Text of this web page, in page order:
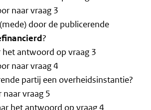
naar vraag 3
door de publicerende
?
het antwoord op vraag 3
naar vraag 4
partij een overheidsinstantie?
naar vraag 5
het antwoord op vraag 4